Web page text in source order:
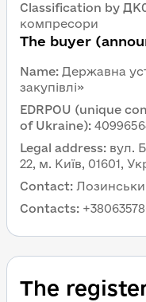
Classification by
компресори
The buyer
Name: Державна
закупівлі»
EDRPOU (unique
of Ukraine):
Legal address: вул.
22, м. Київ, 01601,
Contact:
Contacts:
The